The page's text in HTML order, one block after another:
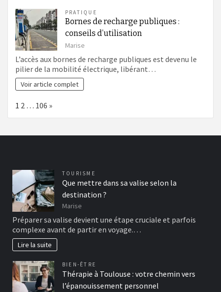
PRATIQUE
Bornes de recharge publiques :
conseils d’utilisation
Marise
L’accès aux bornes de recharge publiques est devenu le
pilier de la mobilité électrique, libérant…
Voir article complet
Page:
1 2 … 106 Next
»
TOURISME
Que mettre dans sa valise selon la
destination ?
Marise
Préparer sa valise devient une étape cruciale et parfois
complexe avant de partir en voyage.…
Lire la suite
BIEN-ÊTRE
Thérapie à Toulouse : votre chemin vers
l’épanouissement personnel